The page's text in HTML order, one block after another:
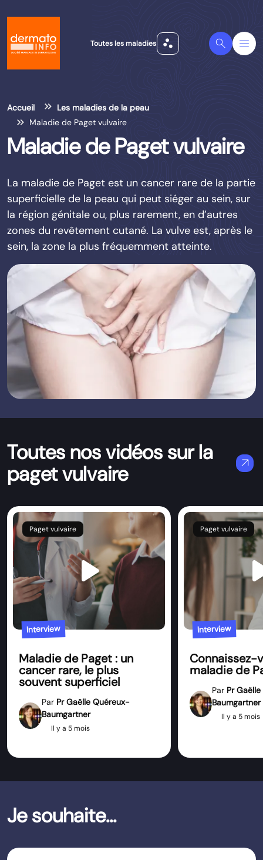
Toutes les maladies scatter_plot Search Menu
Accueil
Les maladies de la peau
Maladie de Paget vulvaire
Maladie de Paget vulvaire
La maladie de Paget est un cancer rare de la partie
superficielle de la peau qui peut siéger au sein, sur
la région génitale ou, plus rarement, en d’autres
zones du revêtement cutané. La vulve est, après le
sein, la zone la plus fréquemment atteinte.
Toutes nos vidéos sur la
paget vulvaire
arrow_outward
Paget vulvaire
play_arrow
Interview
Maladie de Paget : un
cancer rare, le plus
souvent superficiel
Par Pr Gaëlle Quéreux-
Baumgartner
Il y a 5 mois
Paget vulvaire
Interview
Connaissez-
maladie de
Par Pr
Baumgartner
Il y a 5 mois
Je souhaite...